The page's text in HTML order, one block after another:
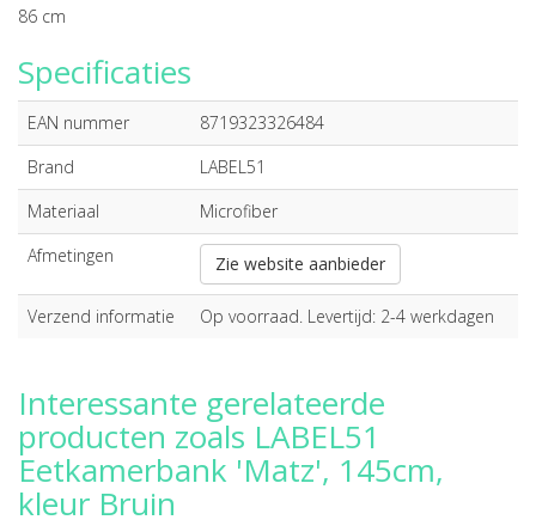
86 cm
Specificaties
EAN nummer
8719323326484
Brand
LABEL51
Materiaal
Microfiber
Afmetingen
Zie website aanbieder
Verzend informatie Op voorraad. Levertijd: 2-4 werkdagen
Interessante gerelateerde
producten zoals LABEL51
Eetkamerbank 'Matz', 145cm,
kleur Bruin